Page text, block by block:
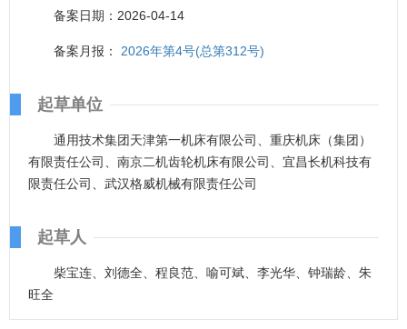
备案日期：2026-04-14
备案月报： 2026年第4号(总第312号)
起草单位
通用技术集团天津第一机床有限公司、重庆机床（集团）
有限责任公司、南京二机齿轮机床有限公司、宜昌长机科技有
限责任公司、武汉格威机械有限责任公司
起草人
柴宝连、刘德全、程良范、喻可斌、李光华、钟瑞龄、朱
旺全